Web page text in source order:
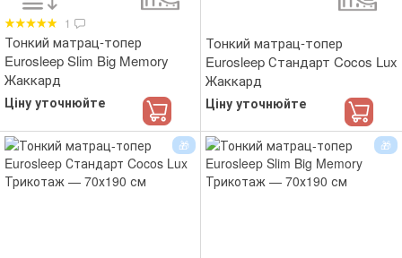
1
Тонкий матрац-топер
Eurosleep Slim Big Memory
Жаккард
Ціну уточнюйте
Тонкий матрац-топер
Eurosleep Стандарт Cocos Lux
Жаккард
Ціну уточнюйте